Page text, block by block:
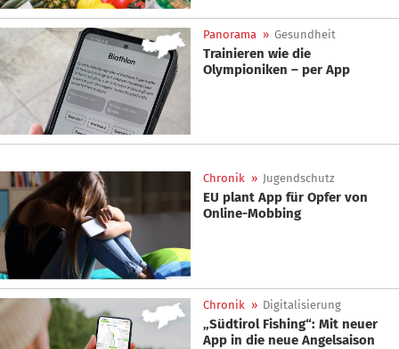
Panorama » Gesundheit
Trainieren wie die
Olympioniken – per App
Chronik » Jugendschutz
EU plant App für Opfer von
Online-Mobbing
Chronik » Digitalisierung
„Südtirol Fishing“: Mit neuer
App in die neue Angelsaison